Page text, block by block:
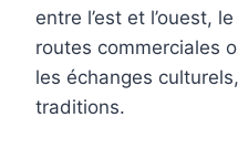
entre l’est et l’ouest,
routes commerciales
les échanges
traditions.